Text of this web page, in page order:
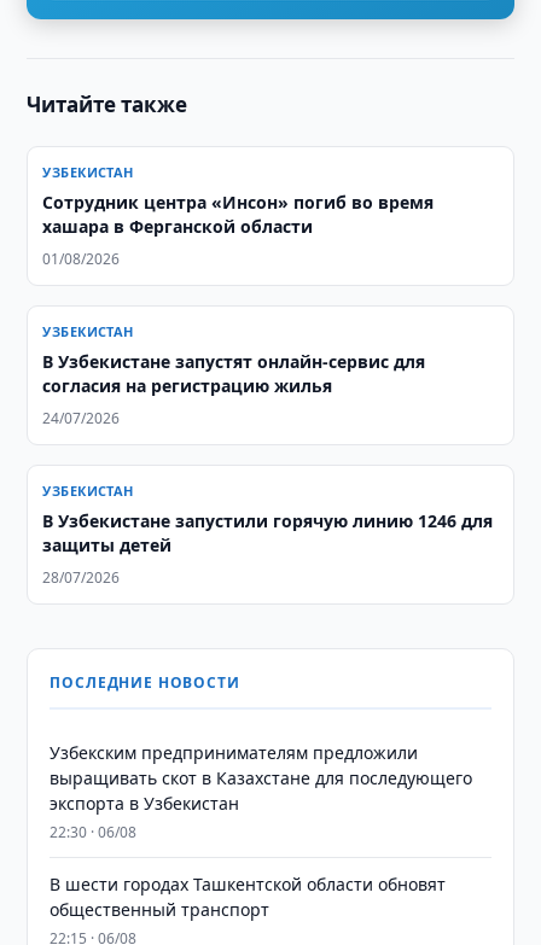
Читайте также
УЗБЕКИСТАН
Сотрудник центра «Инсон» погиб во время
хашара в Ферганской области
01/08/2026
УЗБЕКИСТАН
В Узбекистане запустят онлайн-сервис для
согласия на регистрацию жилья
24/07/2026
УЗБЕКИСТАН
В Узбекистане запустили горячую линию 1246 для
защиты детей
28/07/2026
ПОСЛЕДНИЕ НОВОСТИ
Узбекским предпринимателям предложили
выращивать скот в Казахстане для последующего
экспорта в Узбекистан
22:30 · 06/08
В шести городах Ташкентской области обновят
общественный транспорт
22:15 · 06/08